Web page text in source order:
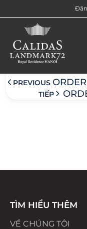
Order – April 5,
PREVIOUS
TIẾP
TÌM HIỂU THÊM
VỀ CHÚNG TÔI